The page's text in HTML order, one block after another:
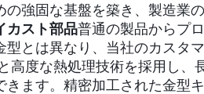
強固な基盤を築き、製造業
カスト部品普通の製品からプ
型とは異なり、当社のカスタ
高度な熱処理技術を採用し、
ます。精密加工された金型